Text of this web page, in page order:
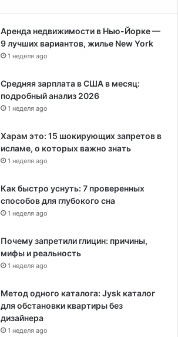
Аренда недвижимости в Нью-Йорке —
9 лучших вариантов, жилье New York
1 неделя ago
Средняя зарплата в США в месяц:
подробный анализ 2026
1 неделя ago
Харам это: 15 шокирующих запретов в
исламе, о которых важно знать
1 неделя ago
Как быстро уснуть: 7 проверенных
способов для глубокого сна
1 неделя ago
Почему запретили глицин: причины,
мифы и реальность
1 неделя ago
Метод одного каталога: Jysk каталог
для обстановки квартиры без
дизайнера
1 неделя ago